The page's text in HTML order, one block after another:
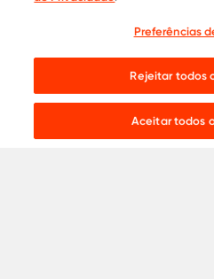
Contatos Oficiais
31 8453-2235
Onde comprar
Preferências
Rejeitar todos
Aceitar todos